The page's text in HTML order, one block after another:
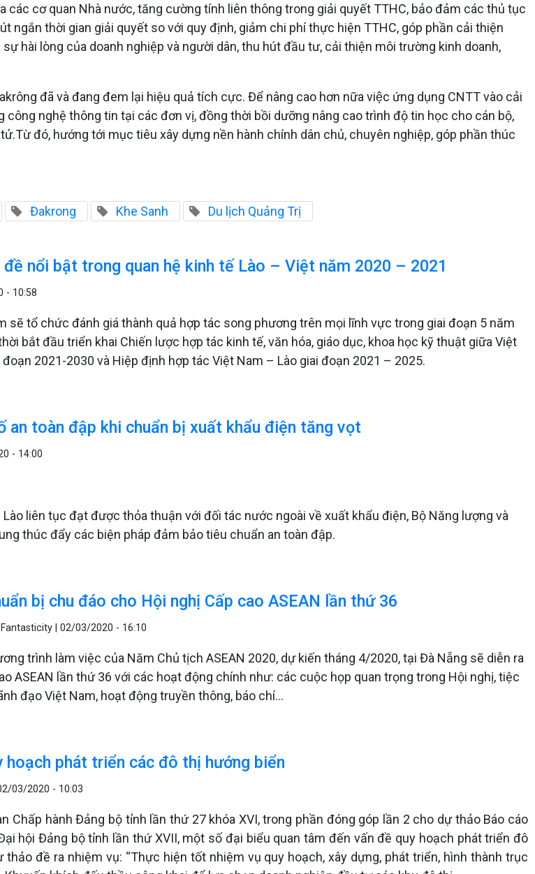
các cơ quan Nhà nước, tăng cường tính liên thông trong giải quyết TTHC, bảo đảm các thủ tục
ngắn thời gian giải quyết so với quy định, giảm chi phí thực hiện TTHC, góp phần cải thiện
hài lòng của doanh nghiệp và người dân, thu hút đầu tư, cải thiện môi trường kinh doanh,
đã và đang đem lại hiệu quả tích cực. Để nâng cao hơn nữa việc ứng dụng CNTT vào cải
nghệ thông tin tại các đơn vị, đồng thời bồi dưỡng nâng cao trình độ tin học cho cán bộ,
đó, hướng tới mục tiêu xây dựng nền hành chính dân chủ, chuyên nghiệp, góp phần thúc
Đakrong Khe Sanh Du lịch Quảng Trị
nổi bật trong quan hệ kinh tế Lào – Việt năm 2020 – 2021
- 10:58
sẽ tổ chức đánh giá thành quả hợp tác song phương trên mọi lĩnh vực trong giai đoạn 5 năm
bắt đầu triển khai Chiến lược hợp tác kinh tế, văn hóa, giáo dục, khoa học kỹ thuật giữa Việt
đoạn 2021-2030 và Hiệp định hợp tác Việt Nam – Lào giai đoạn 2021 – 2025.
an toàn đập khi chuẩn bị xuất khẩu điện tăng vọt
- 14:00
liên tục đạt được thỏa thuận với đối tác nước ngoài về xuất khẩu điện, Bộ Năng lượng và
thúc đẩy các biện pháp đảm bảo tiêu chuẩn an toàn đập.
bị chu đáo cho Hội nghị Cấp cao ASEAN lần thứ 36
Fantasticity |02/03/2020 - 16:10
trình làm việc của Năm Chủ tịch ASEAN 2020, dự kiến tháng 4/2020, tại Đà Nẵng sẽ diễn ra
ASEAN lần thứ 36 với các hoạt động chính như: các cuộc họp quan trọng trong Hội nghị, tiệc
đạo Việt Nam, hoạt động truyền thông, báo chí…
hoạch phát triển các đô thị hướng biển
03/2020 - 10:03
Chấp hành Đảng bộ tỉnh lần thứ 27 khóa XVI, trong phần đóng góp lần 2 cho dự thảo Báo cáo
hội Đảng bộ tỉnh lần thứ XVII, một số đại biểu quan tâm đến vấn đề quy hoạch phát triển đô
thảo đề ra nhiệm vụ: “Thực hiện tốt nhiệm vụ quy hoạch, xây dựng, phát triển, hình thành trục